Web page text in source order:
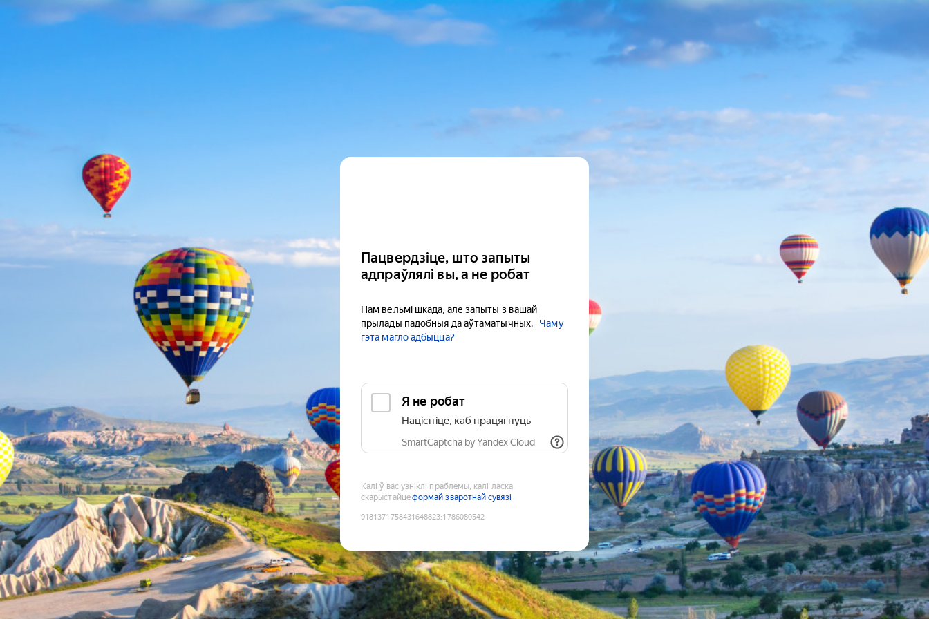
Пацвердзіце, што запыты
адпраўлялі вы, а не робат
Нам вельмі шкада, але запыты з вашай
прылады падобныя да аўтаматычных.
Чаму
гэта магло адбыцца?
Я не робат
Націсніце, каб працягнуць
SmartCaptcha by Yandex Cloud
Калі ў вас узніклі праблемы, калі ласка,
скарыстайцеформай зваротнай сувязі
9181371758431648823:1786080542